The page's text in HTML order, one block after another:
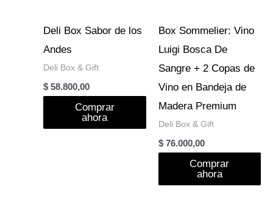
Deli Box Sabor de los
Andes
Deli Box & Gift
$ 58.800,00
Comprar
ahora
Box Sommelier: Vino
Luigi Bosca De
Sangre + 2 Copas de
Vino en Bandeja de
Madera Premium
Deli Box & Gift
$76.000,00
Comprar
ahora